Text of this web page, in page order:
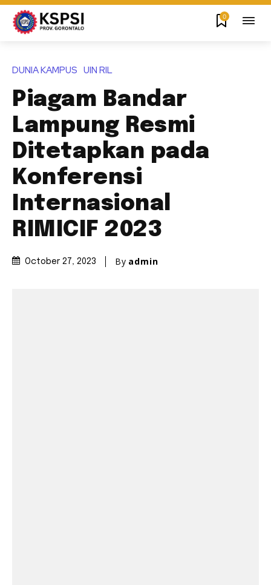
0
DUNIA KAMPUS UIN RIL
Piagam Bandar
Lampung Resmi
Ditetapkan pada
Konferensi
Internasional
RIMICIF 2023
October 27, 2023 By admin